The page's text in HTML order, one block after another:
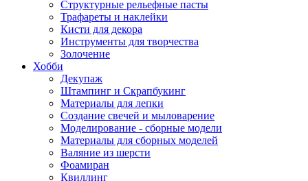
Структурные рельефные пасты
Трафареты и наклейки
Кисти для декора
Инструменты для творчества
Золочение
Хобби
Декупаж
Штампинг и Скрапбукинг
Материалы для лепки
Создание свечей и мыловарение
Моделирование - сборные модели
Материалы для сборных моделей
Валяние из шерсти
Фоамиран
Квиллинг